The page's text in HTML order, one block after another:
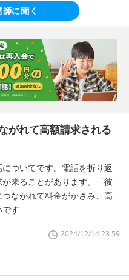
に聞く
がれて高額請求される
ついてです。電話を折り返
来ることがあります。「彼
ながれて料金がかさみ、高
す
2024/12/14 23:59